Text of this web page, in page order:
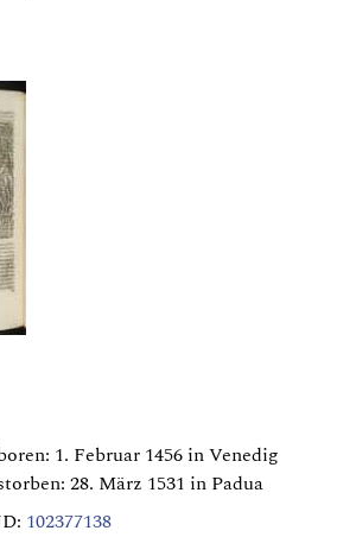
1. Februar 1456 in Venedig
28. März 1531 in Padua
102377138